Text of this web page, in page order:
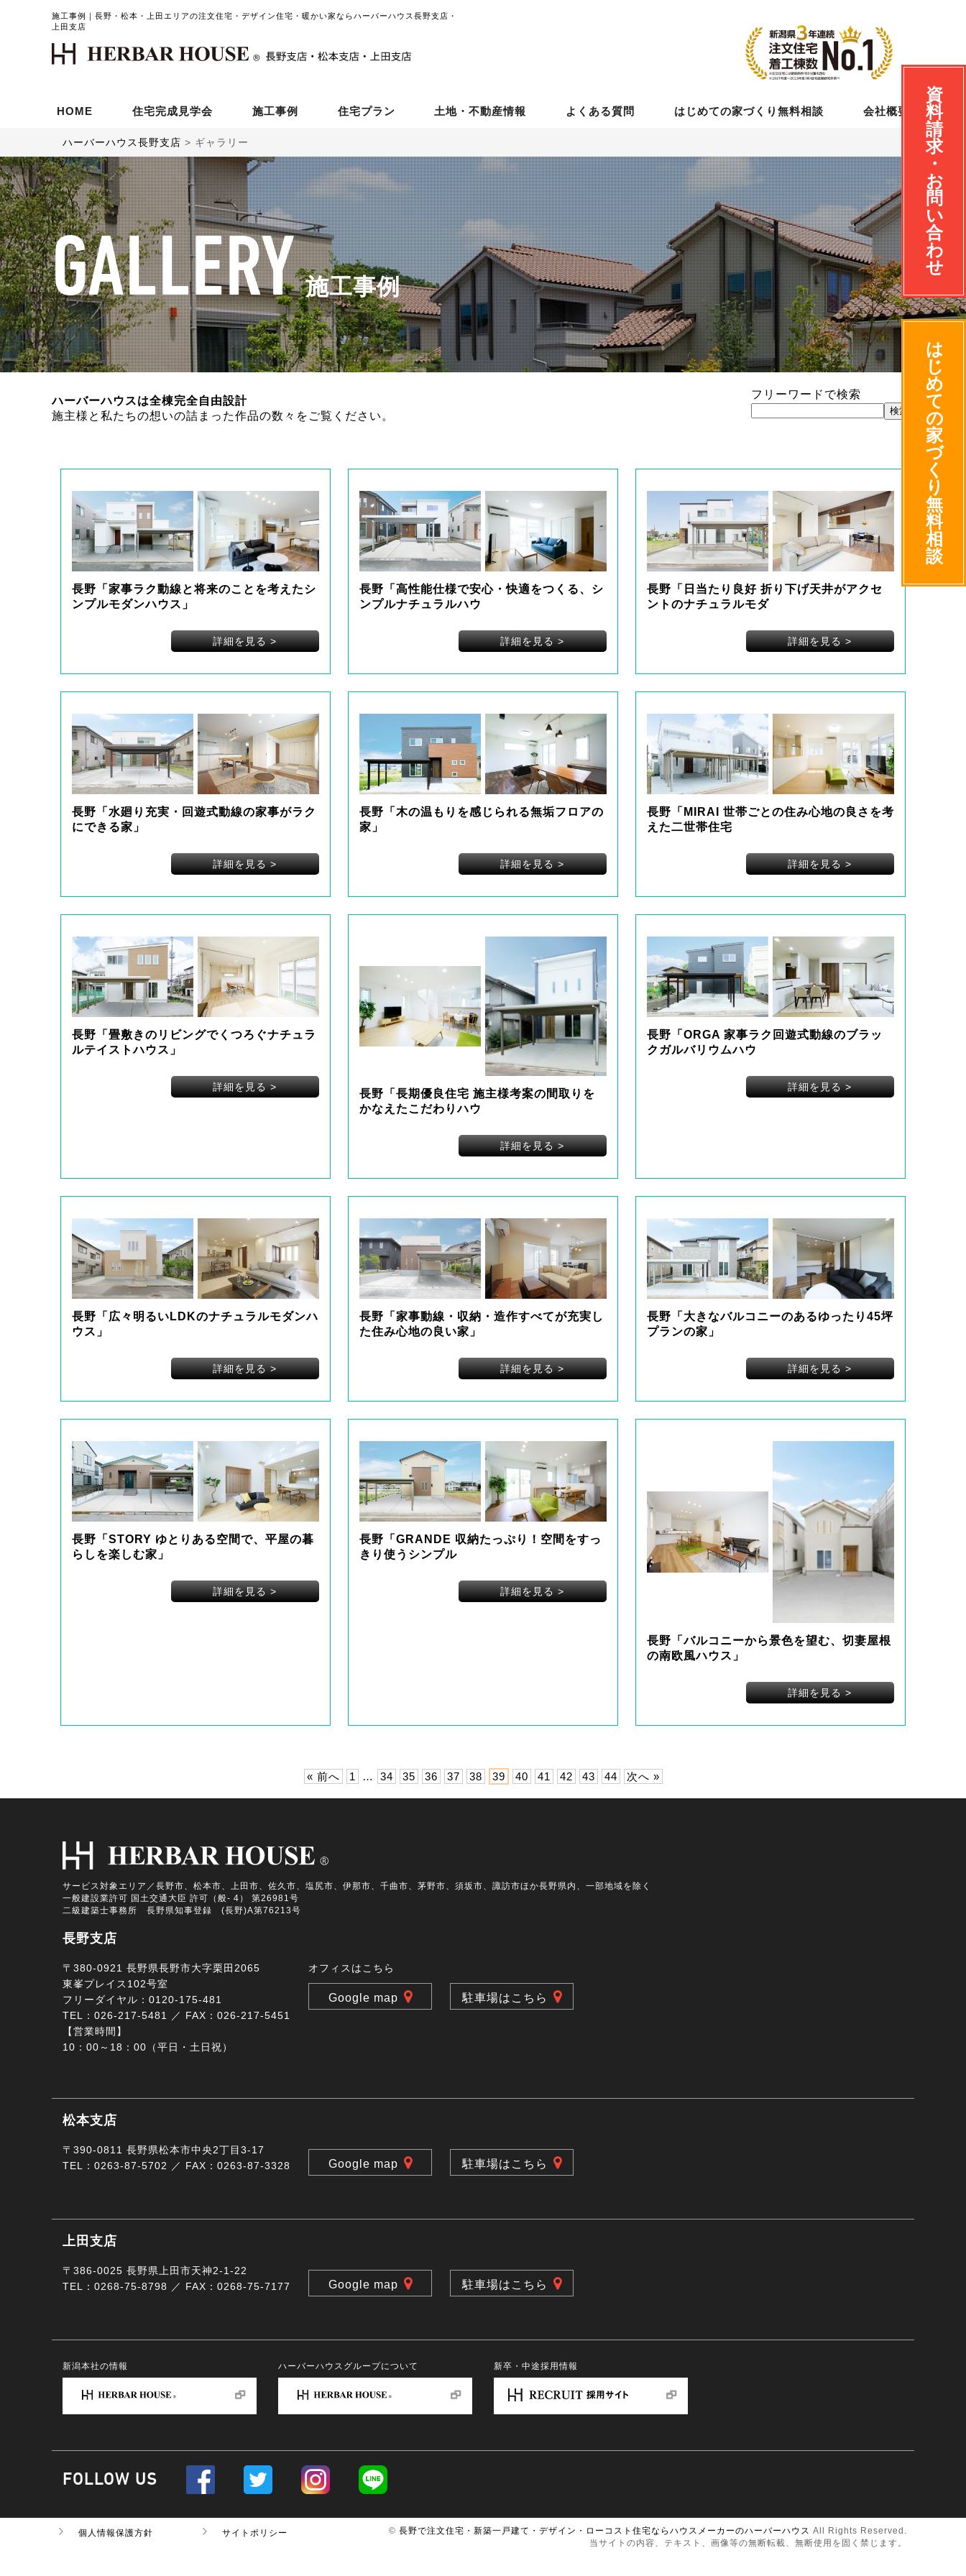
施工事例｜長野・松本・上田エリアの注文住宅・デザイン住宅・暖かい家ならハーバーハウス長野支店・
上田支店
HOME 住宅完成見学会 施工事例 住宅プラン 土地・不動産情報 よくある質問 はじめての家づくり無料相談 会社概要
ハーバーハウス長野支店 > ギャラリー
GALLERY 施工事例
ハーバーハウスは全棟完全自由設計
施主様と私たちの想いの詰まった作品の数々をご覧ください。
フリーワードで検索
長野「家事ラク動線と将来のことを考えたシ
ンプルモダンハウス」
詳細を見る>
長野「高性能仕様で安心・快適をつくる、シ
ンプルナチュラルハウ
詳細を見る>
長野「日当たり良好 折り下げ天井がアクセ
ントのナチュラルモダ
詳細を見る>
長野「水廻り充実・回遊式動線の家事がラク
にできる家」
詳細を見る>
長野「木の温もりを感じられる無垢フロアの
家」
詳細を見る>
長野「MIRAI 世帯ごとの住み心地の良さを考
えた二世帯住宅
詳細を見る>
長野「畳敷きのリビングでくつろぐナチュラ
ルテイストハウス」
詳細を見る>
長野「長期優良住宅 施主様考案の間取りを
かなえたこだわりハウ
詳細を見る>
長野「ORGA 家事ラク回遊式動線のブラッ
クガルバリウムハウ
詳細を見る>
長野「広々明るいLDKのナチュラルモダンハ
ウス」
詳細を見る>
長野「家事動線・収納・造作すべてが充実し
た住み心地の良い家」
詳細を見る>
長野「大きなバルコニーのあるゆったり45坪
プランの家」
詳細を見る>
長野「STORY ゆとりある空間で、平屋の暮
らしを楽しむ家」
詳細を見る>
長野「GRANDE 収納たっぷり！空間をすっ
きり使うシンプル
詳細を見る>
長野「バルコニーから景色を望む、切妻屋根
の南欧風ハウス」
詳細を見る>
« 前へ 1 … 34 35 36 37 38 39 40 41 42 43 44 次へ »
資
料
請
求
・
お
問
い
合
わ
せ
は
じ
め
て
の
家
づ
く
り
無
料
相
談
サービス対象エリア／長野市、松本市、上田市、佐久市、塩尻市、伊那市、千曲市、茅野市、須坂市、諏訪市ほか長野県内、一部地域を除く
一般建設業許可 国土交通大臣 許可（般- 4） 第26981号
二級建築士事務所 長野県知事登録 (長野)A第76213号
長野支店
〒380-0921 長野県長野市大字栗田2065
東峯プレイス102号室
フリーダイヤル：0120-175-481
TEL：026-217-5481 ／ FAX：026-217-5451
【営業時間】
10：00～18：00（平日・土日祝）
オフィスはこちら
Google map 駐車場はこちら
松本支店
〒390-0811 長野県松本市中央2丁目3-17
TEL：0263-87-5702 ／ FAX：0263-87-3328
Google map 駐車場はこちら
上田支店
〒386-0025 長野県上田市天神2-1-22
TEL：0268-75-8798 ／ FAX：0268-75-7177
Google map 駐車場はこちら
新潟本社の情報 ハーバーハウスグループについて 新卒・中途採用情報
FOLLOW US
個人情報保護方針 サイトポリシー © 長野で注文住宅・新築一戸建て・デザイン・ローコスト住宅ならハウスメーカーのハーバーハウス All Rights Reserved.
当サイトの内容、テキスト、画像等の無断転載、無断使用を固く禁じます。